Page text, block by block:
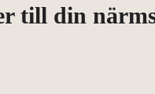
till din